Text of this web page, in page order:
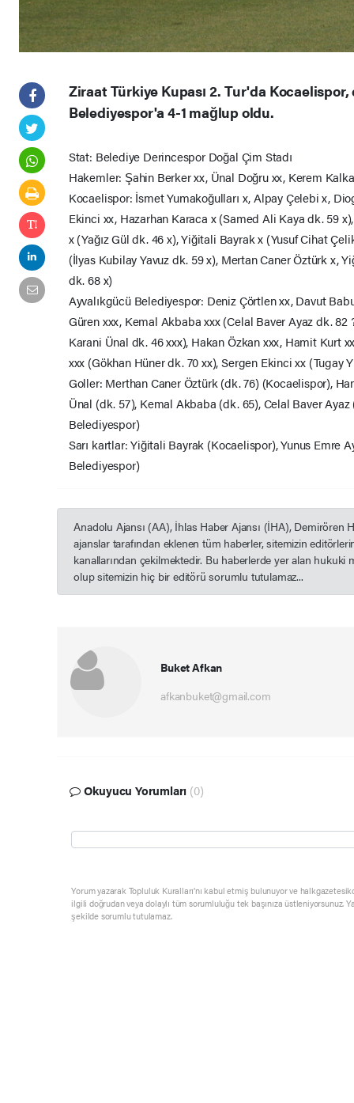
Ziraat Türkiye Kupası 2. Tur'da
Belediyespor'a 4-1 mağlup oldu.
Stat: Belediye Derincespor Doğal Çim Stadı
Hakemler: Şahin Berker xx, Ünal Doğru xx, Kerem
Kocaelispor: İsmet Yumakoğulları x, Alpay Çelebi x,
Ekinci xx, Hazarhan Karaca x (Samed Ali Kaya dk. 59
x (Yağız Gül dk. 46 x), Yiğitali Bayrak x (Yusuf Cihat
(İlyas Kubilay Yavuz dk. 59 x), Mertan Caner Öztürk x,
dk. 68 x)
Ayvalıkgücü Belediyespor: Deniz Çörtlen xx, Davut
Güren xxx, Kemal Akbaba xxx (Celal Baver Ayaz dk. 82
Karani Ünal dk. 46 xxx), Hakan Özkan xxx, Hamit Kurt
xxx (Gökhan Hüner dk. 70 xx), Sergen Ekinci xx (Tugay
Goller: Merthan Caner Öztürk (dk. 76) (Kocaelispor),
Ünal (dk. 57), Kemal Akbaba (dk. 65), Celal Baver Ayaz
Belediyespor)
Sarı kartlar: Yiğitali Bayrak (Kocaelispor), Yunus Emre
Belediyespor)
Anadolu Ajansı (AA), İhlas Haber Ajansı (İHA), Demirören
ajanslar tarafından eklenen tüm haberler, sitemizin
kanallarından çekilmektedir. Bu haberlerde yer alan hukuki
olup sitemizin hiç bir editörü sorumlu tutulamaz...
Buket Afkan
afkanbuket@gmail.com
Okuyucu Yorumları (0)
Yorum yazarak Topluluk Kuralları’nı kabul etmiş bulunuyor ve
ilgili doğrudan veya dolaylı tüm sorumluluğu tek başınıza üstleniyorsunuz.
şekilde sorumlu tutulamaz.